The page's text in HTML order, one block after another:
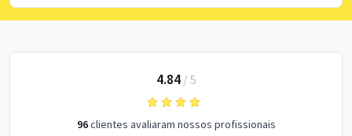
4.84/ 5
96clientes avaliaram nossos profissionais